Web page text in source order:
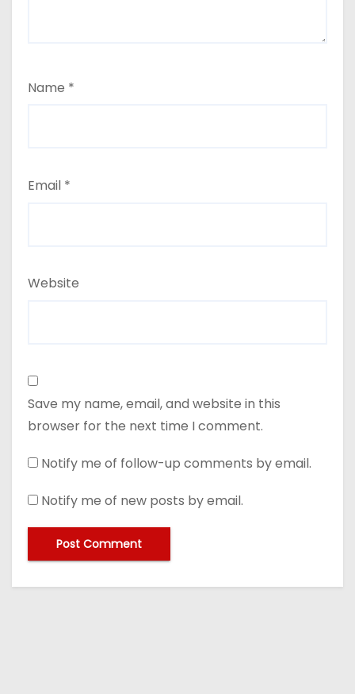
Name *
Email *
Website
Save my name, email, and website in this
browser for the next time I comment.
Notify me of follow-up comments by email.
Notify me of new posts by email.